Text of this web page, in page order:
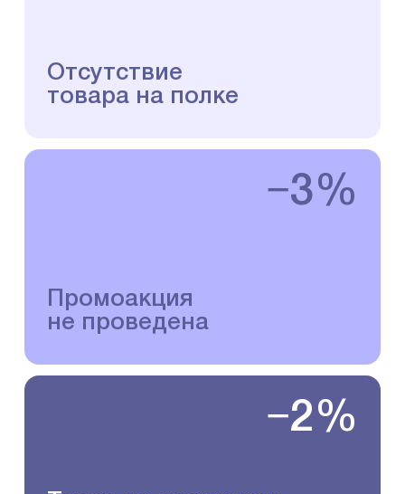
Отсутствие
товара на полке
−3%
Промоакция
не проведена
−2%